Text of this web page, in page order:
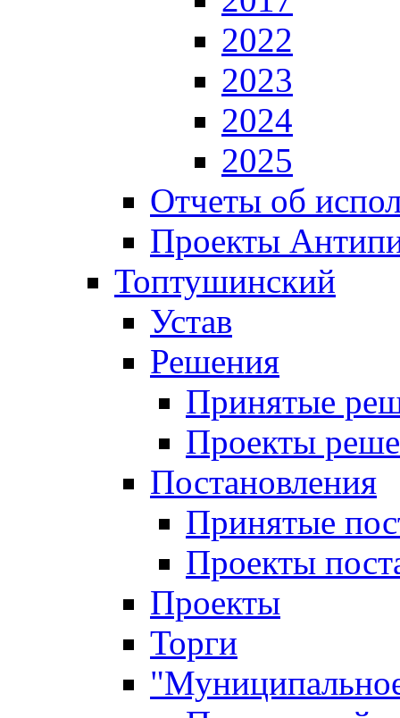
2022
2023
2024
2025
Отчеты об
Проекты
Топтушинский
Устав
Решения
Принятые
Проекты
Постановления
Принятые
Проекты
Проекты
Торги